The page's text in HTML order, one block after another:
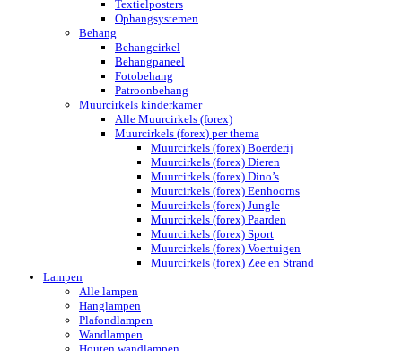
Textielposters
Ophangsystemen
Behang
Behangcirkel
Behangpaneel
Fotobehang
Patroonbehang
Muurcirkels kinderkamer
Alle Muurcirkels (forex)
Muurcirkels (forex) per thema
Muurcirkels (forex) Boerderij
Muurcirkels (forex) Dieren
Muurcirkels (forex) Dino’s
Muurcirkels (forex) Eenhoorns
Muurcirkels (forex) Jungle
Muurcirkels (forex) Paarden
Muurcirkels (forex) Sport
Muurcirkels (forex) Voertuigen
Muurcirkels (forex) Zee en Strand
Lampen
Alle lampen
Hanglampen
Plafondlampen
Wandlampen